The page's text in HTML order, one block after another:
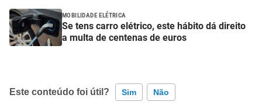
MOBILIDADE ELÉTRICA
Se tens carro elétrico, este hábito dá direito
a multa de centenas de euros
Este conteúdo foi útil? Sim Não